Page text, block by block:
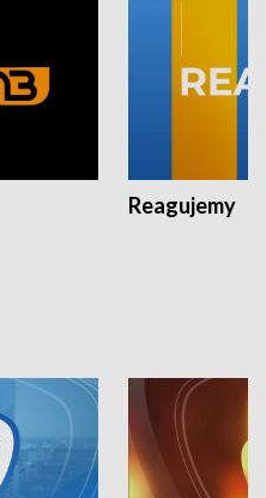
Reagujemy